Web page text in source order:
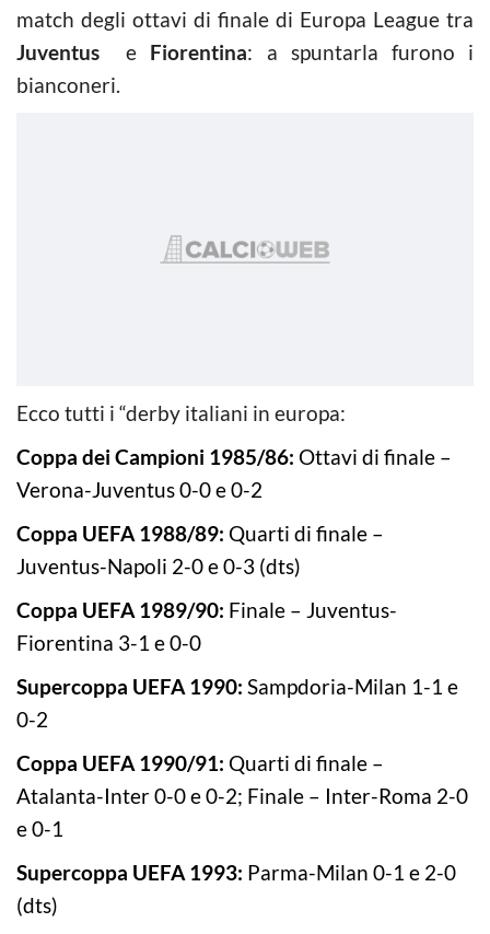
match degli ottavi di finale di Europa League tra
Juventuse Fiorentina: a spuntarla furono i
bianconeri.
Ecco tutti i “derby italiani in europa:
Coppa dei Campioni 1985/86: Ottavi di finale –
Verona-Juventus 0-0 e 0-2
Coppa UEFA 1988/89: Quarti di finale –
Juventus-Napoli 2-0 e 0-3 (dts)
Coppa UEFA 1989/90: Finale – Juventus-
Fiorentina 3-1 e 0-0
Supercoppa UEFA 1990: Sampdoria-Milan 1-1 e
0-2
Coppa UEFA 1990/91: Quarti di finale –
Atalanta-Inter 0-0 e 0-2; Finale – Inter-Roma 2-0
e 0-1
Supercoppa UEFA 1993: Parma-Milan 0-1 e 2-0
(dts)